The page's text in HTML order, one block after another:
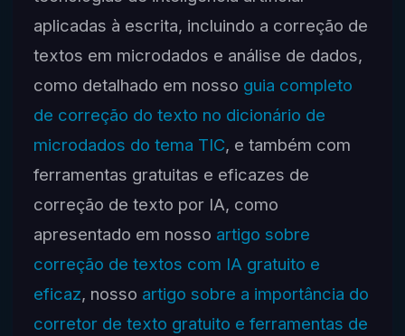
aplicadas à escrita, incluindo a correção de
textos em microdados e análise de dados,
como detalhado em nosso guia completo
de correção do texto no dicionário de
microdados do tema TIC, e também com
ferramentas gratuitas e eficazes de
correção de texto por IA, como
apresentado em nosso artigo sobre
correção de textos com IA gratuito e
eficaz, nosso artigo sobre a importância do
corretor de texto gratuito e ferramentas de